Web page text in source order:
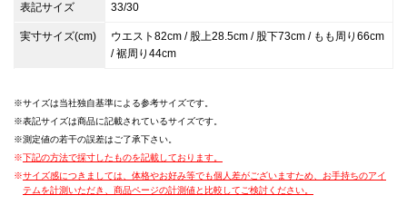
表記サイズ 33/30
実寸サイズ(cm)
ウエスト82cm / 股上28.5cm / 股下73cm / もも周り66cm
/ 裾周り44cm
サイズは当社独自基準による参考サイズです。
表記サイズは商品に記載されているサイズです。
測定値の若干の誤差はご了承下さい。
下記の方法で採寸したものを記載しております。
サイズ感につきましては、体格やお好み等でも個人差がございますため、お手持ちのアイ
テムを計測いただき、商品ページの計測値と比較してご検討ください。